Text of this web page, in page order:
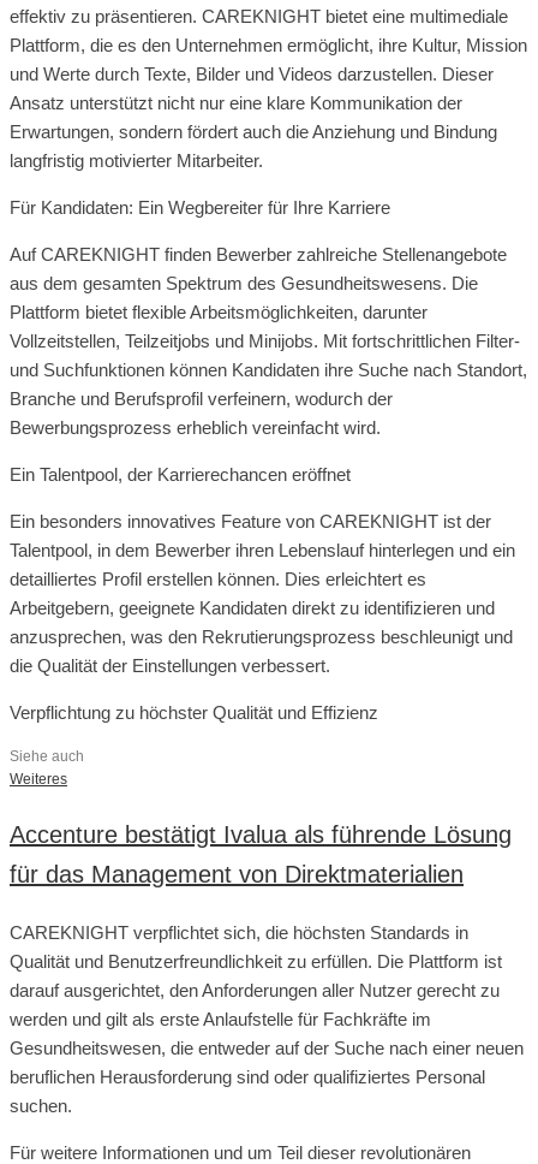
effektiv zu präsentieren. CAREKNIGHT bietet eine multimediale
Plattform, die es den Unternehmen ermöglicht, ihre Kultur, Mission
und Werte durch Texte, Bilder und Videos darzustellen. Dieser
Ansatz unterstützt nicht nur eine klare Kommunikation der
Erwartungen, sondern fördert auch die Anziehung und Bindung
langfristig motivierter Mitarbeiter.
Für Kandidaten: Ein Wegbereiter für Ihre Karriere
Auf CAREKNIGHT finden Bewerber zahlreiche Stellenangebote
aus dem gesamten Spektrum des Gesundheitswesens. Die
Plattform bietet flexible Arbeitsmöglichkeiten, darunter
Vollzeitstellen, Teilzeitjobs und Minijobs. Mit fortschrittlichen Filter-
und Suchfunktionen können Kandidaten ihre Suche nach Standort,
Branche und Berufsprofil verfeinern, wodurch der
Bewerbungsprozess erheblich vereinfacht wird.
Ein Talentpool, der Karrierechancen eröffnet
Ein besonders innovatives Feature von CAREKNIGHT ist der
Talentpool, in dem Bewerber ihren Lebenslauf hinterlegen und ein
detailliertes Profil erstellen können. Dies erleichtert es
Arbeitgebern, geeignete Kandidaten direkt zu identifizieren und
anzusprechen, was den Rekrutierungsprozess beschleunigt und
die Qualität der Einstellungen verbessert.
Verpflichtung zu höchster Qualität und Effizienz
Siehe auch
Weiteres
Accenture bestätigt Ivalua als führende Lösung
für das Management von Direktmaterialien
CAREKNIGHT verpflichtet sich, die höchsten Standards in
Qualität und Benutzerfreundlichkeit zu erfüllen. Die Plattform ist
darauf ausgerichtet, den Anforderungen aller Nutzer gerecht zu
werden und gilt als erste Anlaufstelle für Fachkräfte im
Gesundheitswesen, die entweder auf der Suche nach einer neuen
beruflichen Herausforderung sind oder qualifiziertes Personal
suchen.
Für weitere Informationen und um Teil dieser revolutionären